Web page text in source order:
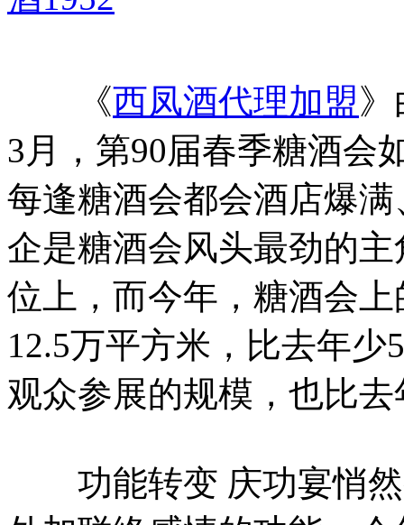
《西凤酒代理加盟
3月，第90届春季糖酒会
每逢糖酒会都会酒店爆
企是糖酒会风头最劲的
位上，而今年，糖酒会
12.5万平方米，比去年
观众参展的规模，也比
功能转变 庆功宴悄然